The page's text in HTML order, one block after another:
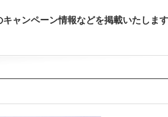
ャンペーン情報などを掲載いたしま